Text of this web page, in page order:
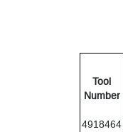
Tool
Number
4918464